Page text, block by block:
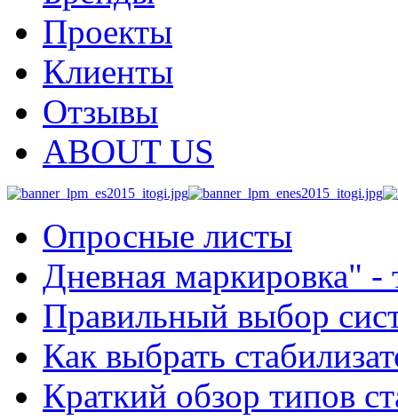
Проекты
Клиенты
Отзывы
ABOUT US
Опросные листы
Дневная маркировка"
Правильный выбор
Как выбрать
Краткий обзор типов